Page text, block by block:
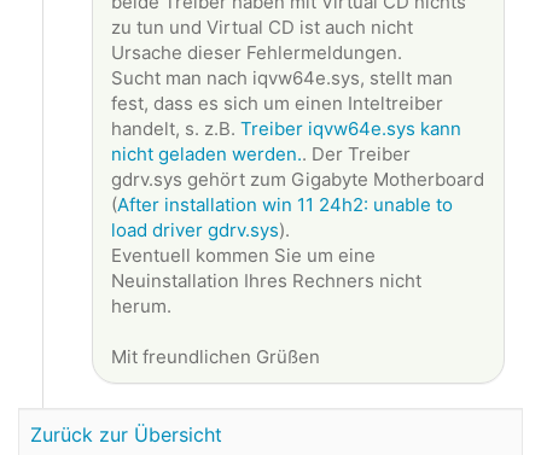
zu tun und Virtual CD ist auch nicht
Ursache dieser Fehlermeldungen.
Sucht man nach iqvw64e.sys, stellt man
fest, dass es sich um einen Inteltreiber
handelt, s. z.B. Treiber iqvw64e.sys kann
nicht geladen werden.. Der Treiber
gdrv.sys gehört zum Gigabyte Motherboard
(After installation win 11 24h2: unable to
load driver gdrv.sys).
Eventuell kommen Sie um eine
Neuinstallation Ihres Rechners nicht
herum.
Mit freundlichen Grüßen
Zurück zur Übersicht